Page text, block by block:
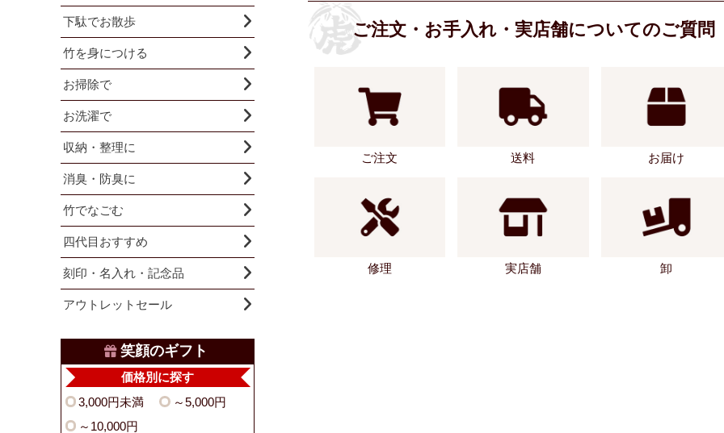
ご注文・お手入れ・実店舗についてのご質問
ご注文 送料 お届け
修理 実店舗 卸
下駄でお散歩
竹を身につける
お掃除で
お洗濯で
収納・整理に
消臭・防臭に
竹でなごむ
四代目おすすめ
刻印・名入れ・記念品
アウトレットセール
笑顔のギフト
価格別に探す
3,000円未満
～5,000円
～10,000円